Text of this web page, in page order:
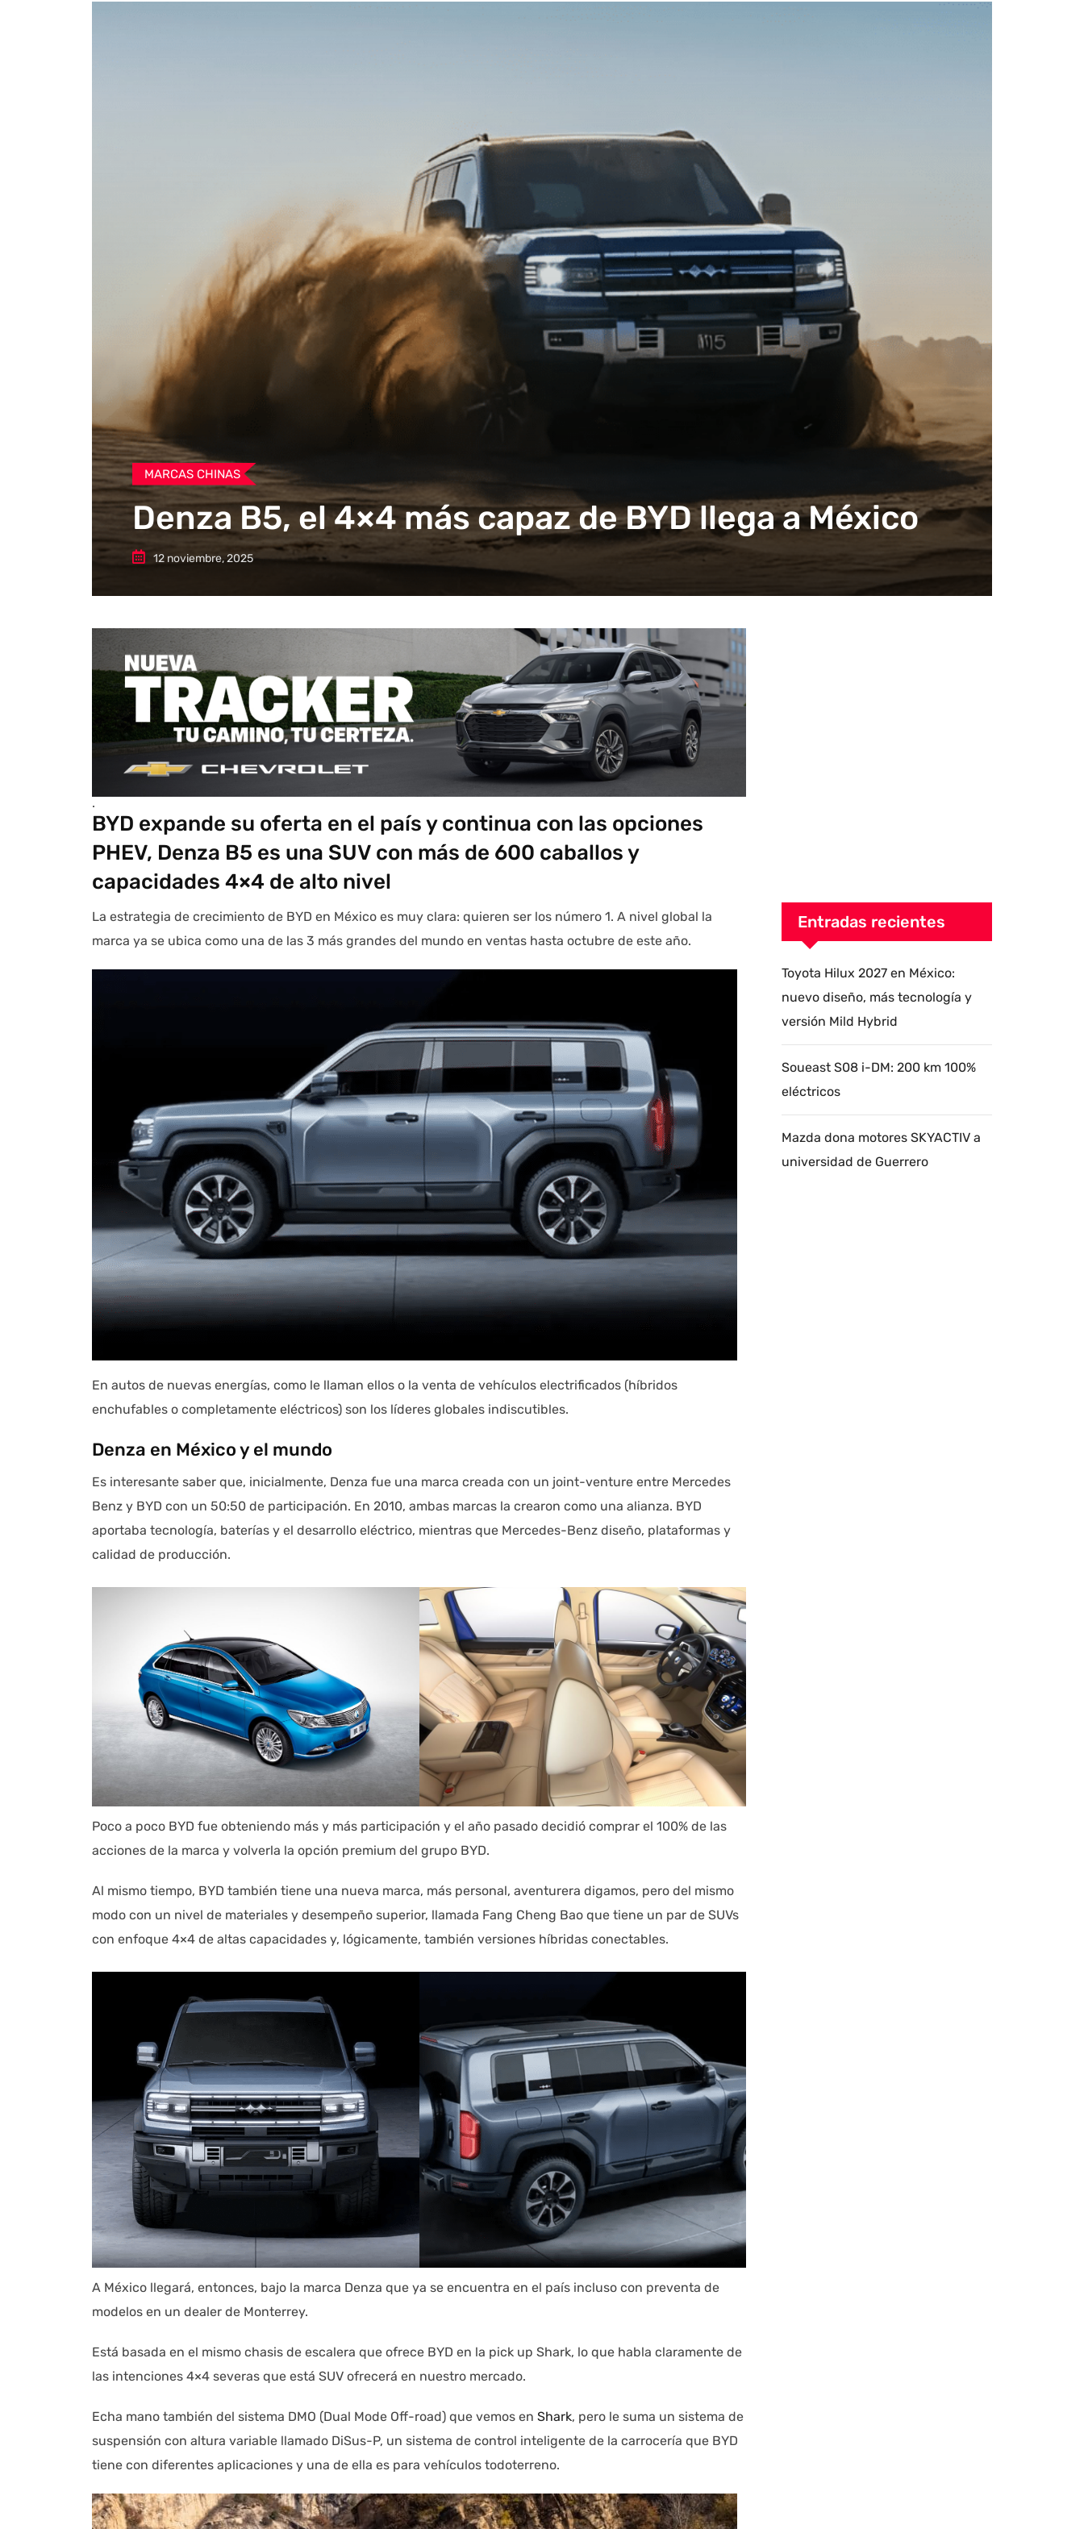
MARCAS CHINAS
Denza B5, el 4×4 más capaz de BYD llega a México
12 noviembre, 2025
.
BYD expande su oferta en el país y continua con las opciones
PHEV, Denza B5 es una SUV con más de 600 caballos y
capacidades 4×4 de alto nivel
La estrategia de crecimiento de BYD en México es muy clara: quieren ser los número 1. A nivel global la
marca ya se ubica como una de las 3 más grandes del mundo en ventas hasta octubre de este año.
En autos de nuevas energías, como le llaman ellos o la venta de vehículos electrificados (híbridos
enchufables o completamente eléctricos) son los líderes globales indiscutibles.
Denza en México y el mundo
Es interesante saber que, inicialmente, Denza fue una marca creada con un joint-venture entre Mercedes
Benz y BYD con un 50:50 de participación. En 2010, ambas marcas la crearon como una alianza. BYD
aportaba tecnología, baterías y el desarrollo eléctrico, mientras que Mercedes-Benz diseño, plataformas y
calidad de producción.
Poco a poco BYD fue obteniendo más y más participación y el año pasado decidió comprar el 100% de las
acciones de la marca y volverla la opción premium del grupo BYD.
Al mismo tiempo, BYD también tiene una nueva marca, más personal, aventurera digamos, pero del mismo
modo con un nivel de materiales y desempeño superior, llamada Fang Cheng Bao que tiene un par de SUVs
con enfoque 4×4 de altas capacidades y, lógicamente, también versiones híbridas conectables.
A México llegará, entonces, bajo la marca Denza que ya se encuentra en el país incluso con preventa de
modelos en un dealer de Monterrey.
Está basada en el mismo chasis de escalera que ofrece BYD en la pick up Shark, lo que habla claramente de
las intenciones 4×4 severas que está SUV ofrecerá en nuestro mercado.
Echa mano también del sistema DMO (Dual Mode Off-road) que vemos en Shark, pero le suma un sistema de
suspensión con altura variable llamado DiSus-P, un sistema de control inteligente de la carrocería que BYD
tiene con diferentes aplicaciones y una de ella es para vehículos todoterreno.
Entradas recientes
Toyota Hilux 2027 en México:
nuevo diseño, más tecnología y
versión Mild Hybrid
Soueast S08 i-DM: 200 km 100%
eléctricos
Mazda dona motores SKYACTIV a
universidad de Guerrero